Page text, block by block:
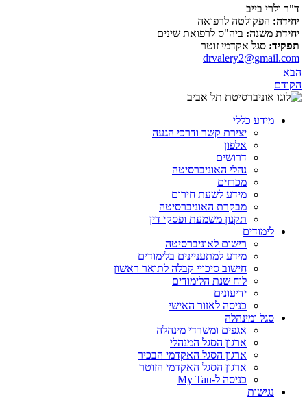
ד"ר ולרי בייב
יחידה: הפקולטה לרפואה
יחידת משנה: ביה"ס לרפואת שינים
תפקיד: סגל אקדמי זוטר
drvalery2@gmail.com
הבא
הקודם
מידע כללי
יצירת קשר ודרכי הגעה
אלפון
דרושים
נהלי האוניברסיטה
מכרזים
מידע לשעת חירום
מבקרת האוניברסיטה
תקנון משמעת ופסקי דין
לימודים
רישום לאוניברסיטה
מידע למתעניינים בלימודים
חישוב סיכויי קבלה לתואר ראשון
לוח שנת הלימודים
ידיעונים
כניסה לאזור האישי
סגל ומינהלה
אגפים ומשרדי מינהלה
ארגון הסגל המנהלי
ארגון הסגל האקדמי הבכיר
ארגון הסגל האקדמי הזוטר
כניסה ל-My Tau
נגישות